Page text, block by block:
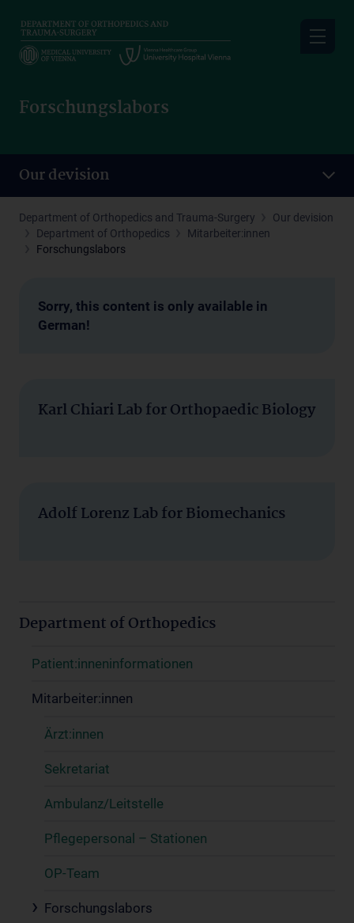
main
content
Forschungslabors
Our devision
Department of Orthopedics and Trauma-Surgery
Our devision
Department of Orthopedics
Mitarbeiter:innen
Forschungslabors
Sorry, this content is only available in
German!
Karl Chiari Lab for Orthopaedic Biology
Adolf Lorenz Lab for Biomechanics
Department of Orthopedics
Patient:inneninformationen
Mitarbeiter:innen
Ärzt:innen
Sekretariat
Ambulanz/Leitstelle
Pflegepersonal – Stationen
OP-Team
Forschungslabors